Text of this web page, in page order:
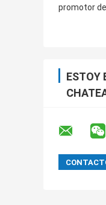
promotor
ESTOY